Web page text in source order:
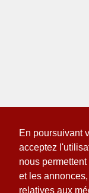
En poursuivant
acceptez
nous
et les
relatives aux